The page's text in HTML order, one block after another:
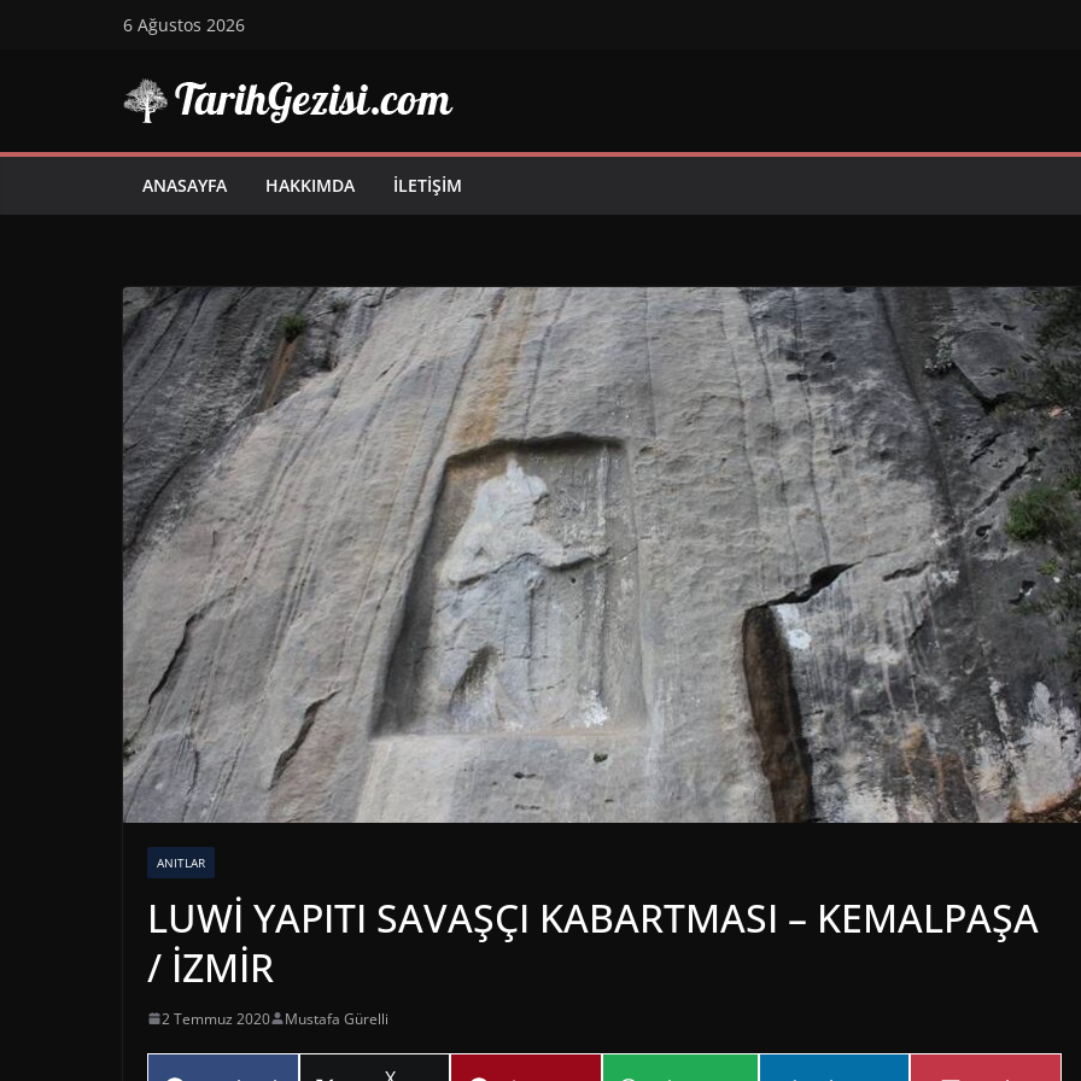
6 Ağustos 2026
ANASAYFA HAKKIMDA İLETIŞIM
ANITLAR
LUWİ YAPITI SAVAŞÇI KABARTMASI – KEMALPAŞA
/ İZMİR
2 Temmuz 2020 Mustafa Gürelli